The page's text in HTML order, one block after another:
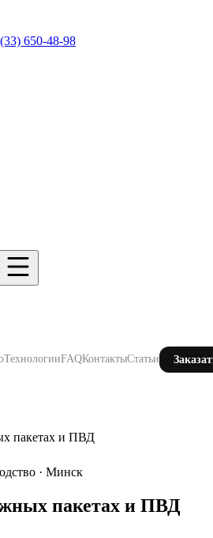
650-48-98
ТехнологииFAQКонтактыСтатьи
пакетах и ПВД
· Минск
пакетах и ПВД